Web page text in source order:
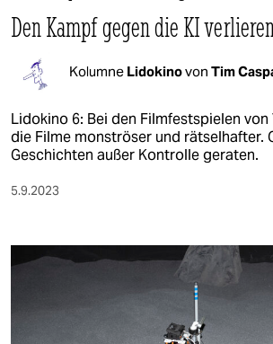
Den Kampf gegen die KI
Kolumne Lidokinovon Tim
Lidokino 6: Bei den Filmfestspielen
die Filme monströser und rätselhafter.
Geschichten außer Kontrolle geraten.
5.9.2023